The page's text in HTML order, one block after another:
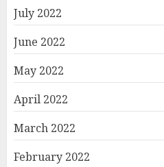
July 2022
June 2022
May 2022
April 2022
March 2022
February 2022